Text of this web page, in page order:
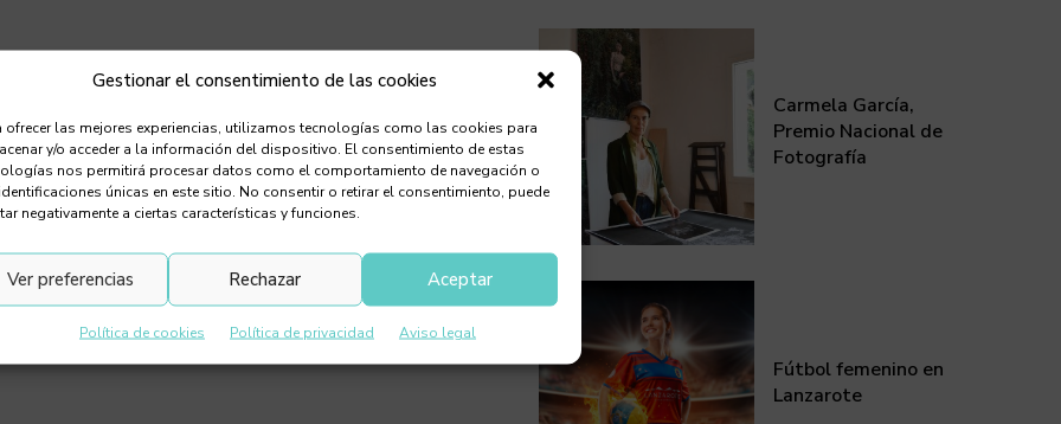
Gestionar el consentimiento de las cookies
ofrecer las mejores experiencias, utilizamos tecnologías como las cookies para
y/o acceder a la información del dispositivo. El consentimiento de estas
nos permitirá procesar datos como el comportamiento de navegación o
únicas en este sitio. No consentir o retirar el consentimiento, puede
negativamente a ciertas características y funciones.
Aceptar
Rechazar
Ver preferencias
Política de cookies Política de privacidad Aviso legal
Carmela García,
Premio Nacional de
Fotografía
Fútbol femenino en
Lanzarote